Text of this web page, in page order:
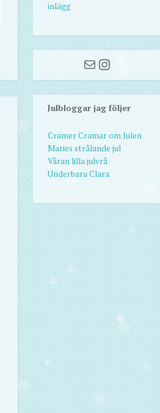
inlägg
MailInstagram
Julbloggar jag följer
Cramer Cramar om Julen
Maries strålande jul
Våran lilla julvrå
Underbara Clara